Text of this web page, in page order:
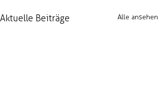
Aktuelle Beiträge Alle ansehen